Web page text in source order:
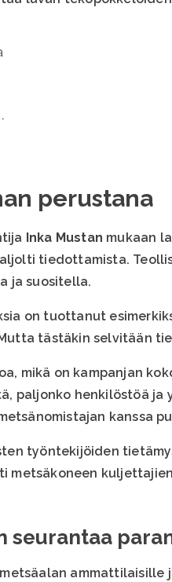
perustana
Inka Mustan mukaan
tiedottamista.
ja suositella.
on tuottanut
tästäkin selvitään
mikä on kampanjan
paljonko henkilöstöä
kanssa
työntekijöiden
metsäkoneen
seurantaa